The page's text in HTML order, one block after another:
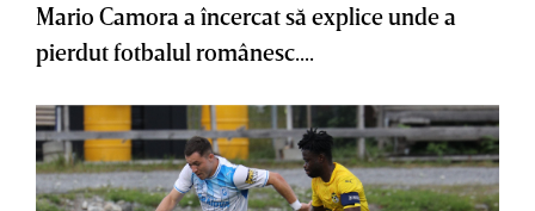
Mario Camora a încercat să explice unde a
pierdut fotbalul românesc....